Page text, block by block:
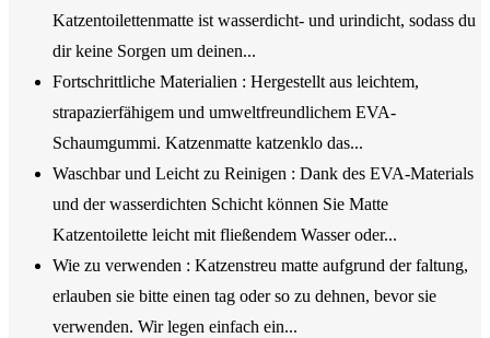
Katzentoilettenmatte ist wasserdicht- und urindicht, sodass du
dir keine Sorgen um deinen...
Fortschrittliche Materialien : Hergestellt aus leichtem,
strapazierfähigem und umweltfreundlichem EVA-
Schaumgummi. Katzenmatte katzenklo das...
Waschbar und Leicht zu Reinigen : Dank des EVA-Materials
und der wasserdichten Schicht können Sie Matte
Katzentoilette leicht mit fließendem Wasser oder...
Wie zu verwenden : Katzenstreu matte aufgrund der faltung,
erlauben sie bitte einen tag oder so zu dehnen, bevor sie
verwenden. Wir legen einfach ein...